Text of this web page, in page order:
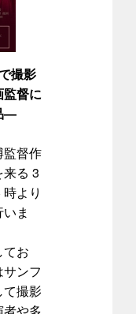
撮影
督に
―
監督作
る 3
より
ま
お
ンフ
て撮影
や多